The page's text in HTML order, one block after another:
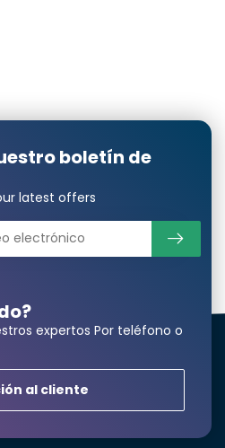
una
expertos Por teléfono o
al cliente
boletín de
latest offers